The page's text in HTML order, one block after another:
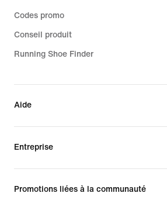
Codes promo
Conseil produit
Running Shoe Finder
Aide
Entreprise
Promotions liées à la communauté